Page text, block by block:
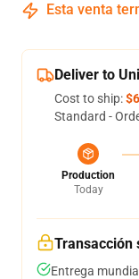
Esta venta
Deliver to
Cost to ship:
Standard -
Production
Today
Transacción
Entrega